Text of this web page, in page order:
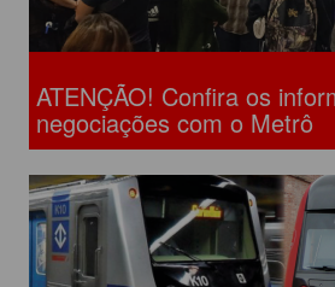
ATENÇÃO! Confira os
negociações com o Metrô